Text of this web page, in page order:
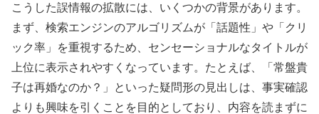
こうした誤情報の拡散には、いくつかの背景があります。
まず、検索エンジンのアルゴリズムが「話題性」や「クリ
ック率」を重視するため、センセーショナルなタイトルが
上位に表示されやすくなっています。たとえば、「常盤貴
子は再婚なのか？」といった疑問形の見出しは、事実確認
よりも興味を引くことを目的としており、内容を読まずに